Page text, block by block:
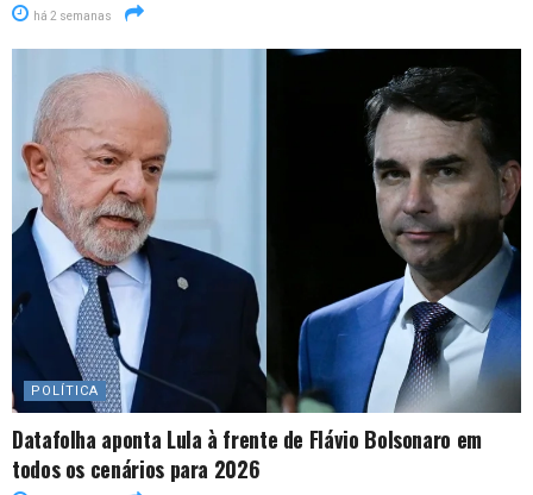
há 2 semanas
POLÍTICA
Datafolha aponta Lula à frente de Flávio Bolsonaro em
todos os cenários para 2026